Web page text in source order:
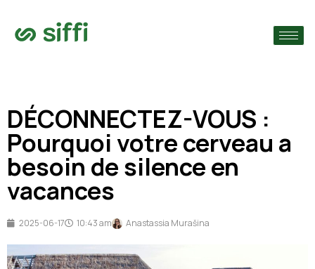
›
DÉCONNECTEZ-VOUS :
Pourquoi votre cerveau a
besoin de silence en
vacances
2025-06-17 10:43 am Anastassia Murašina